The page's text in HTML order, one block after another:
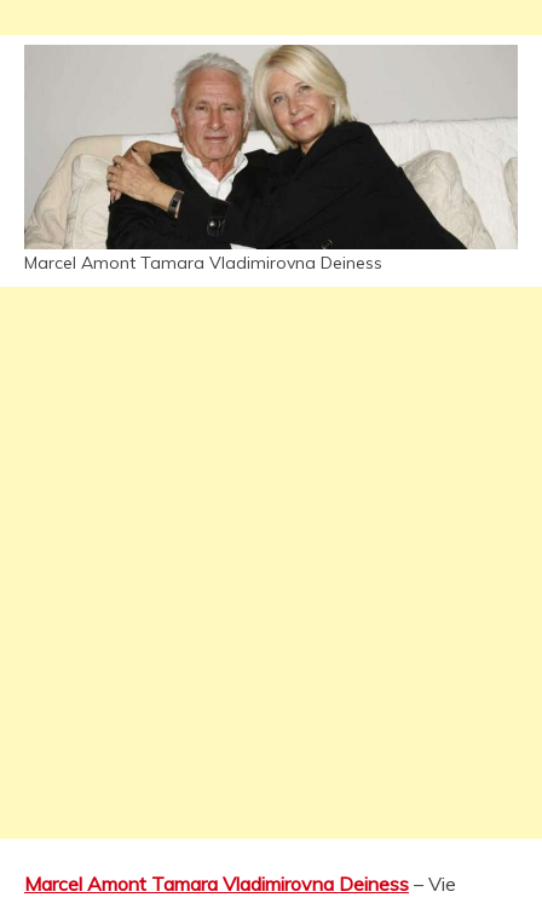
Marcel Amont Tamara Vladimirovna Deiness
Marcel Amont Tamara Vladimirovna Deiness – Vie